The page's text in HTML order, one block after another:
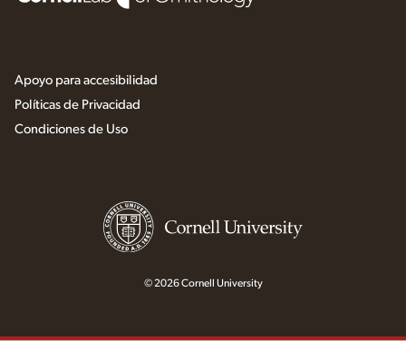
Apoyo para accesibilidad
Políticas de Privacidad
Condiciones de Uso
© 2026 Cornell University